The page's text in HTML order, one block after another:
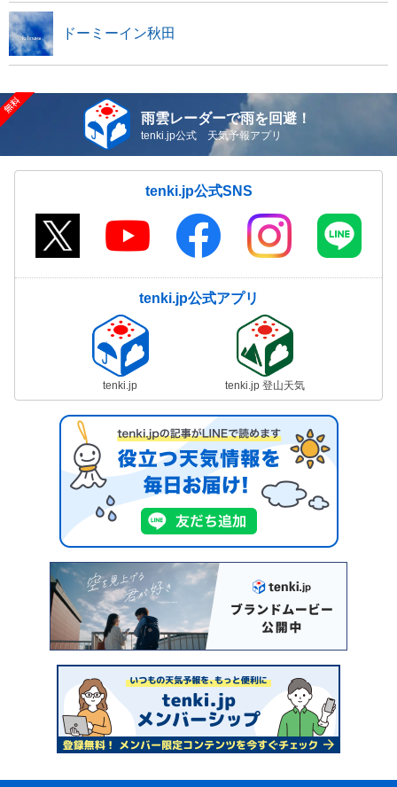
ドーミーイン秋田
雨雲レーダーで雨を回避！
tenki.jp公式 天気予報アプリ
tenki.jp公式SNS
tenki.jp公式アプリ
tenki.jp tenki.jp 登山天気